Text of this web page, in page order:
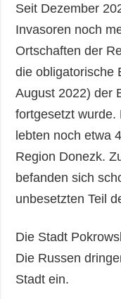
Seit Dezember
Invasoren noch
Ortschaften der
die obligatorische
August 2022) der
fortgesetzt wurde.
lebten noch etwa
Region Donezk.
befanden sich
unbesetzten Teil
Die Stadt
Die Russen
Stadt ein.